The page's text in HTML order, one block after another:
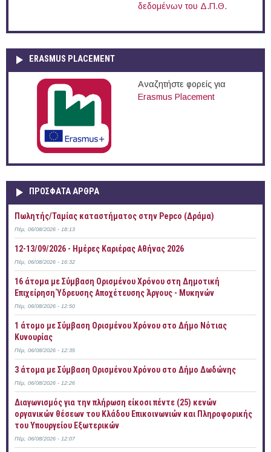
δεδομένων του Δ.Π.Θ.
ERASMUS PLACEMENT
Αναζητήστε φορείς για
Erasmus Placement
ΠΡOΣΦΑΤΑ AΡΘΡΑ
Πωλητής/Ταμίας καταστήματος στην Pepco (Δράμα)
Πέμ, 06/08/2026 - 18:13
12-13/09/2026 - Ημέρες Καριέρας Αθήνας 2026
Πέμ, 06/08/2026 - 16:32
16 άτομα με Σύμβαση Ορισμένου Χρόνου στη Δημοτική
Επιχείρηση Ύδρευσης Αποχέτευσης Άργους - Μυκηνών
Πέμ, 06/08/2026 - 12:50
1 άτομο με Σύμβαση Ορισμένου Χρόνου στο Δήμο Νότιας
Κυνουρίας
Πέμ, 06/08/2026 - 12:35
3 άτομα με Σύμβαση Ορισμένου Χρόνου στο Δήμο Δωδώνης
Πέμ, 06/08/2026 - 12:26
Διαγωνισμός για την πλήρωση είκοσι πέντε (25) κενών
οργανικών θέσεων του Κλάδου Επικοινωνιών και Πληροφορικής
του Υπουργείου Εξωτερικών
Πέμ, 06/08/2026 - 12:07